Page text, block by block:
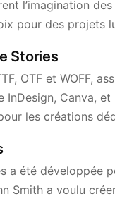
l’imagination
pour des projets
Stories
OTF et WOFF,
Canva,
les créations
a été développée
Smith a voulu